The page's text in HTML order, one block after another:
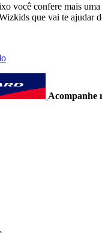
você confere mais uma
que vai te ajudar
Acompanhe